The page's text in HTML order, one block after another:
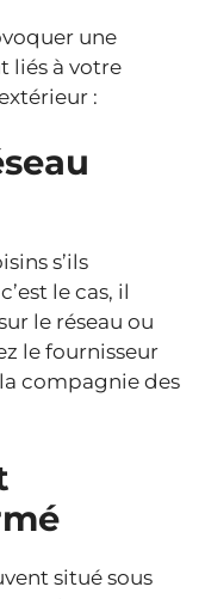
une
liés à votre
:
s’ils
le cas, il
le réseau ou
le fournisseur
compagnie des
situé sous